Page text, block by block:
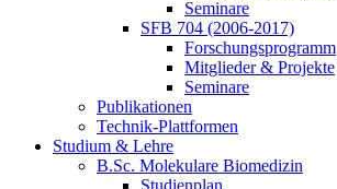
Seminare
SFB 704 (2006-2017)
Forschungsprogramm
Mitglieder & Projekte
Seminare
Publikationen
Technik-Plattformen
Studium & Lehre
B.Sc. Molekulare Biomedizin
Studienplan